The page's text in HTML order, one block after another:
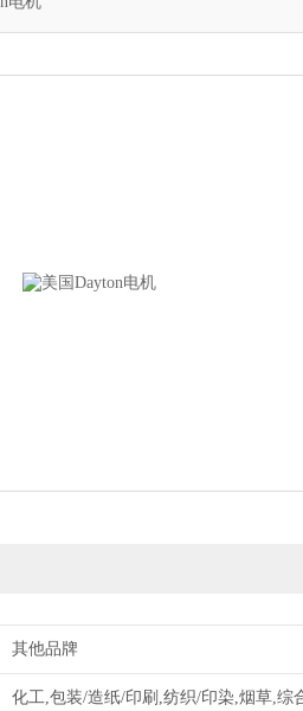
其他品牌
化工,包装/造纸/印刷,纺织/印染,烟草,综